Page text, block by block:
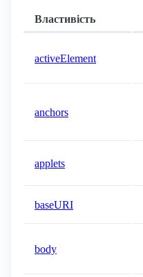
Властивість
activeElement
anchors
applets
baseURI
body